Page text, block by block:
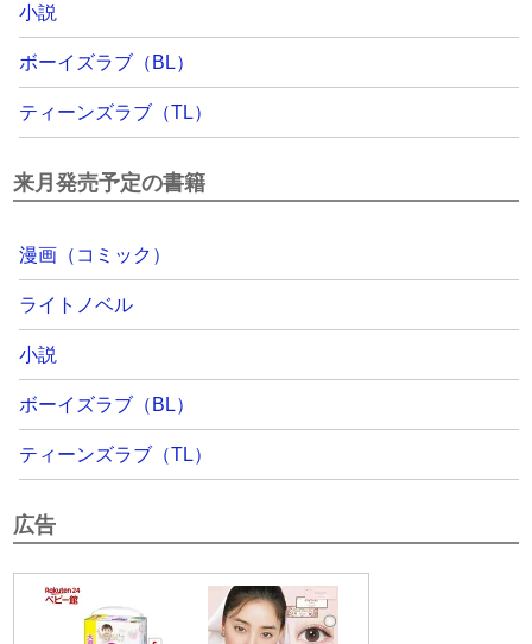
小説
ボーイズラブ（BL）
ティーンズラブ（TL）
来月発売予定の書籍
漫画（コミック）
ライトノベル
小説
ボーイズラブ（BL）
ティーンズラブ（TL）
広告